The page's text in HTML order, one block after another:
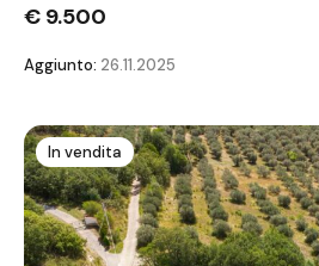
€ 9.500
Aggiunto: 26.11.2025
In vendita